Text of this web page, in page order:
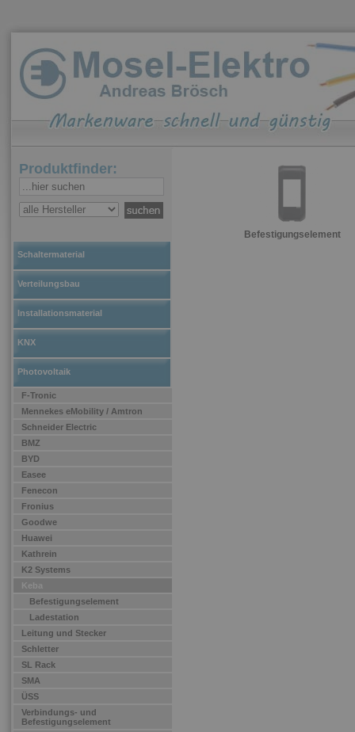
Produktfinder:
Schaltermaterial
Verteilungsbau
Installationsmaterial
KNX
Photovoltaik
F-Tronic
Mennekes eMobility / Amtron
Schneider Electric
BMZ
BYD
Easee
Fenecon
Fronius
Goodwe
Huawei
Kathrein
K2 Systems
Keba
Befestigungselement
Ladestation
Leitung und Stecker
Schletter
SL Rack
SMA
ÜSS
Verbindungs- und
Befestigungselement
Befestigungselement